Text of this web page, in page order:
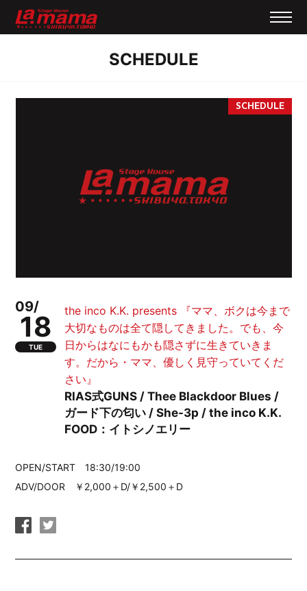
SCHEDULE
09/
18
TUE
the inco K.K. presents 『ママ、ボクは今まで
大切なものは全て隠してきました。でも、今
日からはなにもかも隠さずに生きていきま
す。だから・ママ、優しく見守っていてくだ
さい』
RIAS式GUNS / Thee Blackdoor Blues /
ガード下の匂い / She-3p / the inco K.K.
FOOD：イトシノエリー
OPEN/START 18:30/19:00
ADV/DOOR ￥2,000＋D/￥2,500＋D